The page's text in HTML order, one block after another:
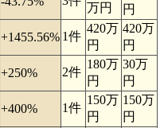
万円
円
+1455.56% 1件
420万
円
420万
円
+250% 2件
180万
円
30万
円
+400% 1件
150万
円
150万
円